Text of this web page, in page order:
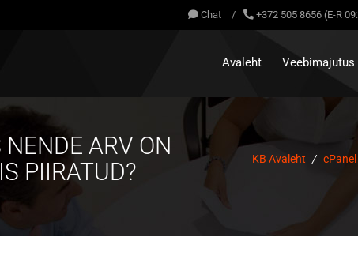
Chat / +372 505 8656 (E-R
Avaleht Veebimajutus
ARV ON
PIIRATUD?
KB Avaleht / cPanel